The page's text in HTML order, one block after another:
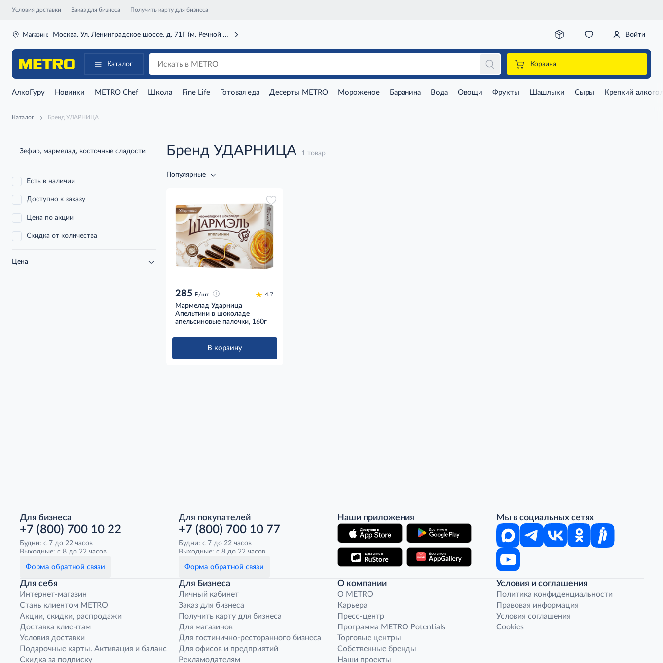
Условия доставки Заказ для бизнеса Получить карту для бизнеса
Магазин: Москва, Ул. Ленинградское шоссе, д. 71Г (м. Речной вокзал) Войти
Каталог Корзина
АлкоГуру Новинки METRO Chef Школа Fine Life Готовая еда Десерты METRO Мороженое Баранина Вода Овощи Фрукты Шашлыки Сыры Крепкий
Каталог Бренд УДАРНИЦА
Зефир, мармелад, восточные сладости
Есть в наличии
Доступно к заказу
Цена по акции
Скидка от количества
Цена
Бренд УДАРНИЦА 1 товар
Популярные
285 д/шт 4.7
Мармелад Ударница
Апельтини в шоколаде
апельсиновые палочки, 160г
В корзину
Для бизнеса
+7 (800) 700 10 22
Будни: с 7 до 22 часов
Выходные: с 8 до 22 часов
Форма обратной связи
Для покупателей
+7 (800) 700 10 77
Будни: с 7 до 22 часов
Выходные: с 8 до 22 часов
Форма обратной связи
Наши приложения Мы в социальных сетях
Для себя
Интернет-магазин
Стань клиентом METRO
Акции, скидки, распродажи
Доставка клиентам
Условия доставки
Подарочные карты. Активация и баланс
Скидка за подписку
Для Бизнеса
Личный кабинет
Заказ для бизнеса
Получить карту для бизнеса
Для магазинов
Для гостинично-ресторанного бизнеса
Для офисов и предприятий
Рекламодателям
О компании
O METRO
Карьера
Пресс-центр
Программа METRO Potentials
Торговые центры
Собственные бренды
Наши проекты
Условия и соглашения
Политика конфиденциальности
Правовая информация
Условия соглашения
Cookies